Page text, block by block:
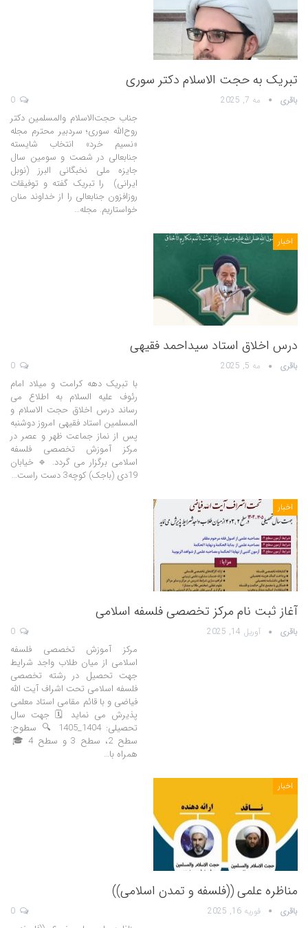
تبریک به حجت الاسلام دکتر سوری
باقری مه 7, 2025
جناب حجت‌الاسلام والمسلمین دکتر
روح‌الله سوری؛ سردبیر محترم مجله
«نسیم خرد» انتخاب شایسته
جنابعالی در شصت و سومین سال
جایزه ملی نخبگانی البرز (نوبل
ایرانی) را تبریک گفته و توفیقات
روزافزون جنابعالی را از خداوند منان
خواستاریم. مجله…
اخبار
درس اخلاق استاد سیداحمد فقیهی
باقری مه 5, 2025
با تبریک دهه کرامت و میلاد امام
رئوف علیه السلام به اطلاع می
رساند درس اخلاق حجت الاسلام و
المسلمین استاد فقیهی امروز دوشنبه
پس از نماز جماعت ظهر و عصر در
مرکز آموزش تخصصی فلسفه
اسلامی برگزار می گردد. 🔹 خیابان
19دی (باجک) کوچه3 دست راست…
اخبار
آغاز ثبت نام مرکز تخصصی فلسفه اسلامی
باقری آوریل 14, 2025
مرکز آموزش تخصصی فلسفه
اسلامی از میان طلاب واجد شرایط
جهت تحصیل در رشته تخصصی
فلسفه اسلامی تحت اشراف آیت الله
فیاضی و با قائم مقامی استاد معلمی
پذیرش می نماید 🗓 جهت سال
تحصیلی: 1404_1405 🔍 سطوح:
سطح 2، سطح 3 و سطح 4 🎓
همراه با…
اخبار
مناظره علمی ((فلسفه و تمدن اسلامی))
باقری فوریه 16, 2025